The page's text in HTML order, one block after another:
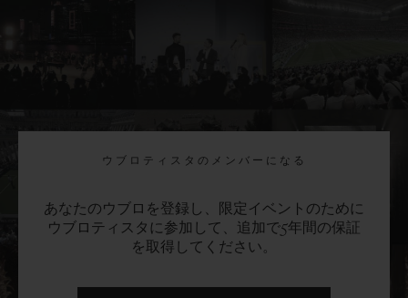
ウブロティスタのメンバーになる
あなたのウブロを登録し、限定イベントのために
ウブロティスタに参加して、追加で5年間の保証
を取得してください。